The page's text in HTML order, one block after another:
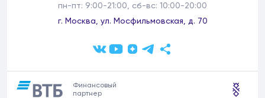
пн-пт: 9:00-21:00, сб-вс: 10:00-20:00
г. Москва, ул. Мосфильмовская, д. 70
Финансовый
партнер